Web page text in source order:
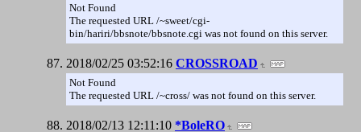
Not Found
The requested URL /~sweet/cgi-
bin/hariri/bbsnote/bbsnote.cgi was not found on this server.
2018/02/25 03:52:16 CROSSROAD
Not Found
The requested URL /~cross/ was not found on this server.
2018/02/13 12:11:10 *BoleRO